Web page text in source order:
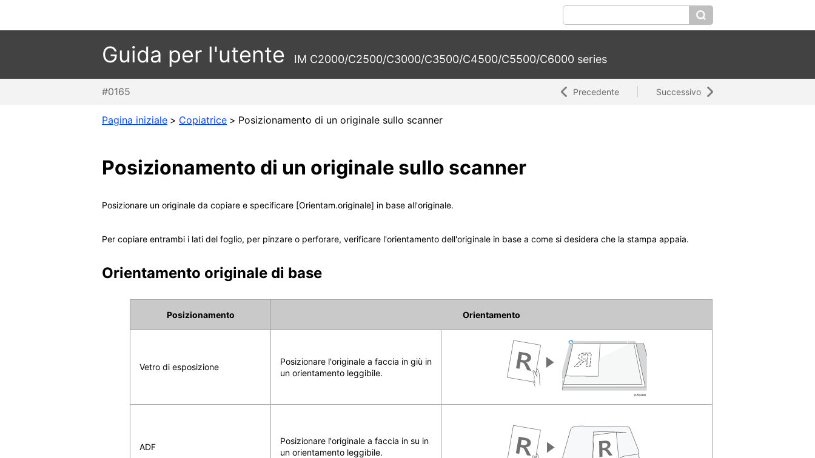
Guida per l'utente IM C2000/C2500/C3000/C3500/C4500/C5500/C6000 series
#0165 Precedente Successivo
Pagina iniziale > Copiatrice > Posizionamento di un originale sullo scanner
Posizionamento di un originale sullo scanner
Posizionare un originale da copiare e specificare [Orientam.originale] in base all'originale.
Per copiare entrambi i lati del foglio, per pinzare o perforare, verificare l'orientamento dell'originale in base a come si desidera che la stampa appaia.
Orientamento originale di base
Posizionamento Orientamento
Vetro di esposizione
Posizionare l'originale a faccia in giù in
un orientamento leggibile.
ADF
Posizionare l'originale a faccia in su in
un orientamento leggibile.